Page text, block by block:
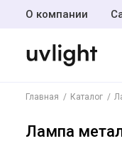
О компании
Главная Каталог
Лампа